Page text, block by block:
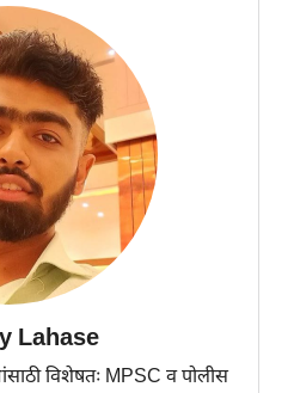
Lahase
विशेषतः MPSC व पोलीस